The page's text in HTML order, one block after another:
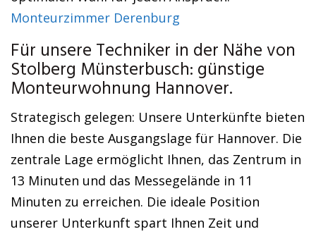
Monteurzimmer Derenburg
Für unsere Techniker in der Nähe von
Stolberg Münsterbusch: günstige
Monteurwohnung Hannover.
Strategisch gelegen: Unsere Unterkünfte bieten
Ihnen die beste Ausgangslage für Hannover. Die
zentrale Lage ermöglicht Ihnen, das Zentrum in
13 Minuten und das Messegelände in 11
Minuten zu erreichen. Die ideale Position
unserer Unterkunft spart Ihnen Zeit und